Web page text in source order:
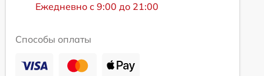
Ежедневно с 9:00 до 21:00
Способы оплаты